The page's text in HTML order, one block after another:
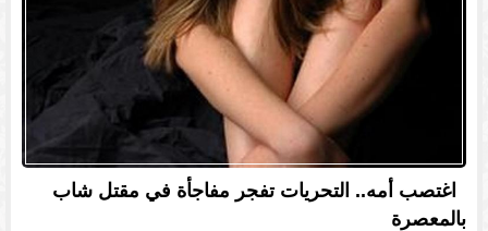
اغتصب أمه.. التحريات تفجر مفاجأة في مقتل شاب
بالمعصرة